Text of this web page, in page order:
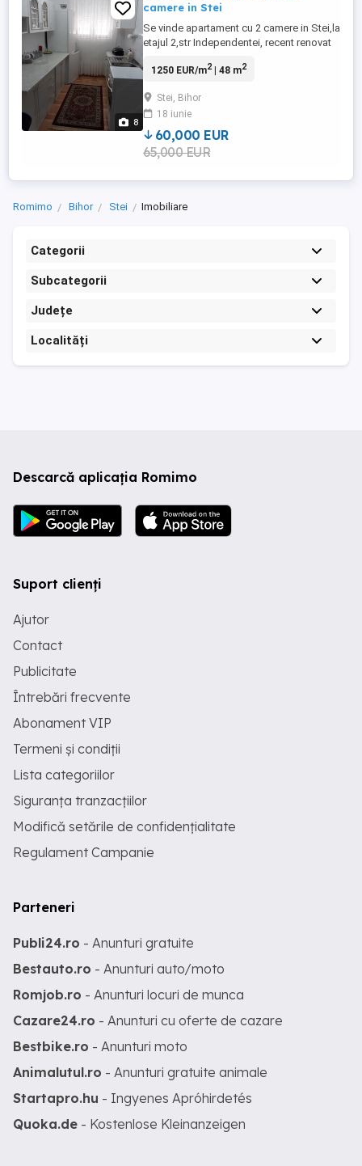
8
camere in Stei
Se vinde apartament cu 2 camere in Stei,la
etajul 2,str Independentei, recent renovat
mutare imediata,fara investitii
open-space, doua dormitoare, o
baie,hol,camara,balcon,boxa.
Imbunatatiri:usa metalica la intrare,
parchet ...
1250 EUR/m2| 48 m2
Stei, Bihor
18 iunie
60,000 EUR
65,000 EUR
Romimo Bihor Stei Imobiliare
Categorii
Subcategorii
Județe
Localități
Descarcă aplicația Romimo
Suport clienți
Ajutor
Contact
Publicitate
Întrebări frecvente
Abonament VIP
Termeni și condiții
Lista categoriilor
Siguranța tranzacțiilor
Modifică setările de confidențialitate
Regulament Campanie
Parteneri
Publi24.ro - Anunturi gratuite
Bestauto.ro - Anunturi auto/moto
Romjob.ro - Anunturi locuri de munca
Cazare24.ro - Anunturi cu oferte de cazare
Bestbike.ro - Anunturi moto
Animalutul.ro - Anunturi gratuite animale
Startapro.hu - Ingyenes Apróhirdetés
Quoka.de - Kostenlose Kleinanzeigen